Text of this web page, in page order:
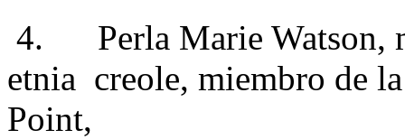
4. Perla Marie Watson,
etnia creole, miembro de
Point,